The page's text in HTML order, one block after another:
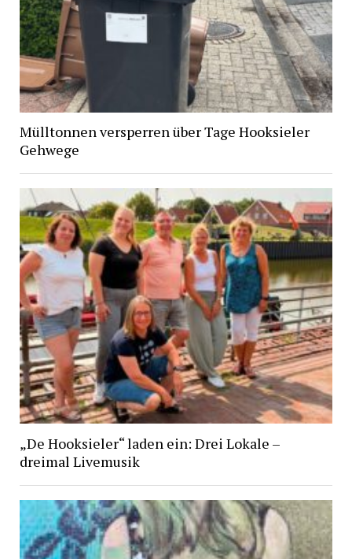
Mülltonnen versperren über Tage Hooksieler
Gehwege
„De Hooksieler“ laden ein: Drei Lokale –
dreimal Livemusik